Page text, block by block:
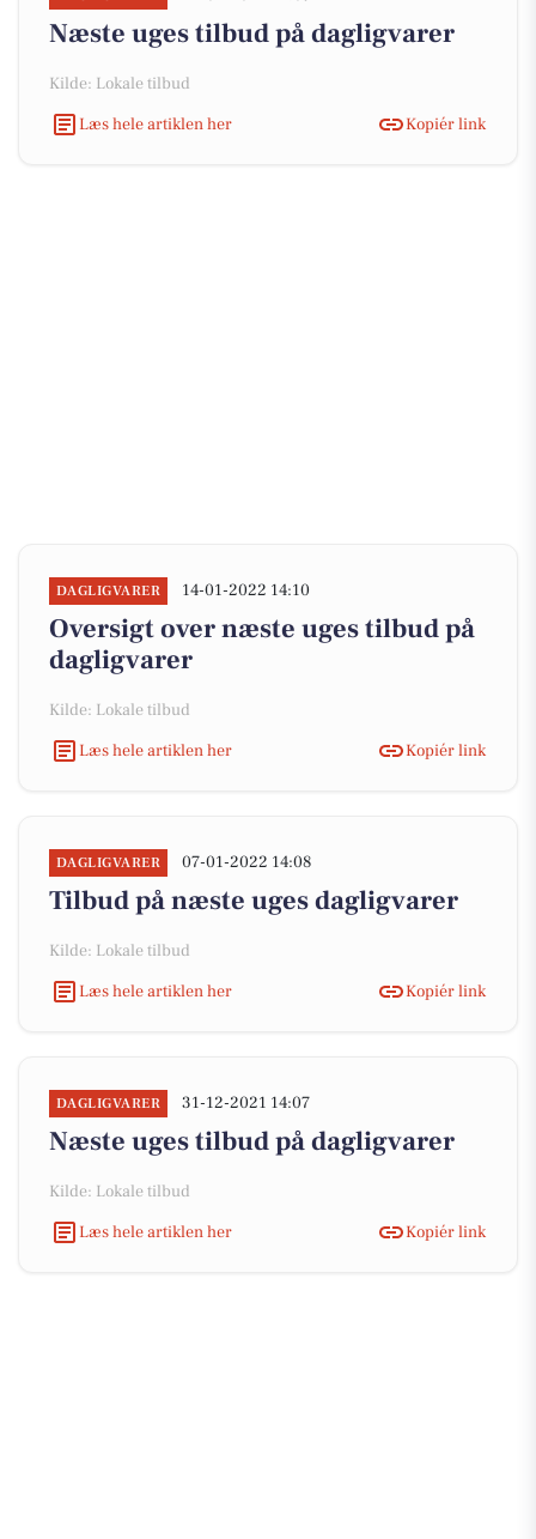
Næste uges tilbud på dagligvarer
Kilde: Lokale tilbud
Læs hele artiklen her
Kopiér link
DAGLIGVARER 14-01-2022 14:10
Oversigt over næste uges tilbud på
dagligvarer
Kilde: Lokale tilbud
Læs hele artiklen her
Kopiér link
DAGLIGVARER 07-01-2022 14:08
Tilbud på næste uges dagligvarer
Kilde: Lokale tilbud
Læs hele artiklen her
Kopiér link
DAGLIGVARER 31-12-2021 14:07
Næste uges tilbud på dagligvarer
Kilde: Lokale tilbud
Læs hele artiklen her
Kopiér link